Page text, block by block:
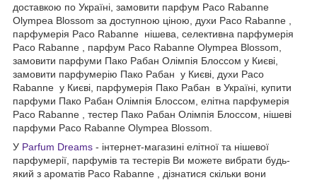
доставкою по Україні, замовити парфум Paco Rabanne
Olympea Blossom за доступною ціною, духи Paco Rabanne ,
парфумерія Paco Rabanne нішева, селективна парфумерія
Paco Rabanne , парфум Paco Rabanne Olympea Blossom,
замовити парфуми Пако Рабан Олімпія Блоссом у Києві,
замовити парфумерію Пако Рабан у Києві, духи Paco
Rabanne у Києві, парфумерія Пако Рабан в Україні, купити
парфуми Пако Рабан Олімпія Блоссом, елітна парфумерія
Paco Rabanne , тестер Пако Рабан Олімпія Блоссом, нішеві
парфуми Paco Rabanne Olympea Blossom.
У Parfum Dreams - інтернет-магазині елітної та нішевої
парфумерії, парфумів та тестерів Ви можете вибрати будь-
який з ароматів Paco Rabanne , дізнатися скільки вони